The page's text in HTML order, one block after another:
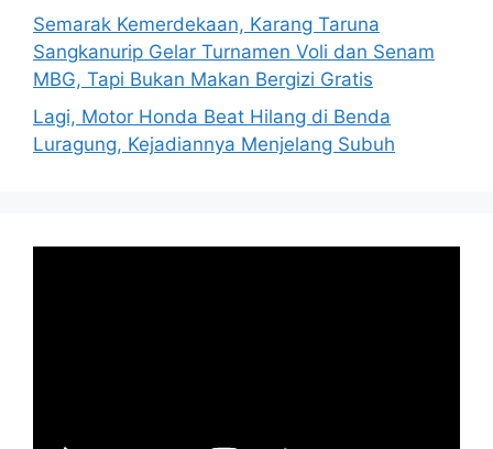
Semarak Kemerdekaan, Karang Taruna
Sangkanurip Gelar Turnamen Voli dan Senam
MBG, Tapi Bukan Makan Bergizi Gratis
Lagi, Motor Honda Beat Hilang di Benda
Luragung, Kejadiannya Menjelang Subuh